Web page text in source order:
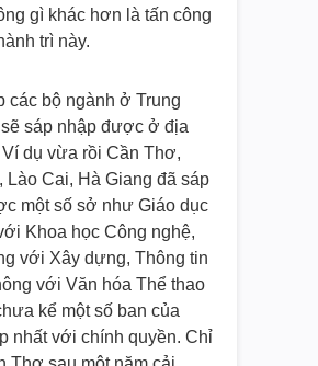
gì khác hơn là tấn công
trì này.
các bộ ngành ở Trung
sáp nhập được ở địa
dụ vừa rồi Cần Thơ,
Lào Cai, Hà Giang đã sáp
một số sở như Giáo dục
Khoa học Công nghệ,
với Xây dựng, Thông tin
với Văn hóa Thể thao
kể một số ban của
nhất với chính quyền. Chỉ